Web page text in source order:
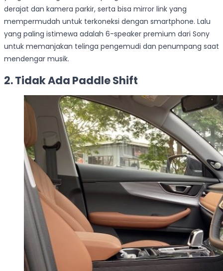
derajat dan kamera parkir, serta bisa mirror link yang
mempermudah untuk terkoneksi dengan smartphone. Lalu
yang paling istimewa adalah 6-speaker premium dari Sony
untuk memanjakan telinga pengemudi dan penumpang saat
mendengar musik.
2. Tidak Ada Paddle Shift